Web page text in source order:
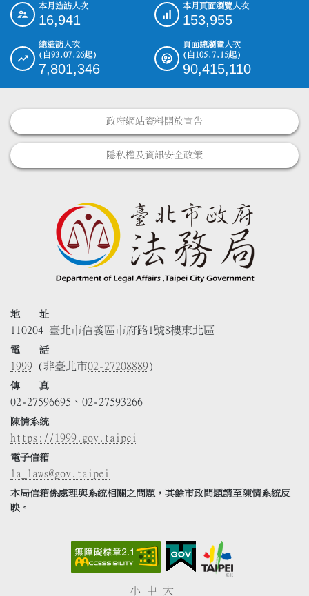
::: 本月造訪人次
16,941
本月頁面瀏覽人次
153,955
總造訪人次
(自93.07.26起)
7,801,346
頁面總瀏覽人次
(自105.7.15起)
90,415,110
政府網站資料開放宣告
隱私權及資訊安全政策
地 址
110204 臺北市信義區市府路1號8樓東北區
電 話
1999 (非臺北市02-27208889)
傳 真
02-27596695、02-27593266
陳情系統
https://1999.gov.taipei
電子信箱
la_laws@gov.taipei
本局信箱係處理與系統相關之問題，其餘市政問題請至陳情系統反
映。
小 中 大